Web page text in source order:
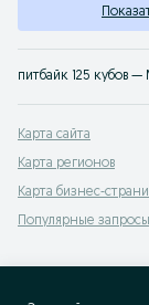
Карта сайта
Карта регионов
Карта бизнес-
Популярные запросы